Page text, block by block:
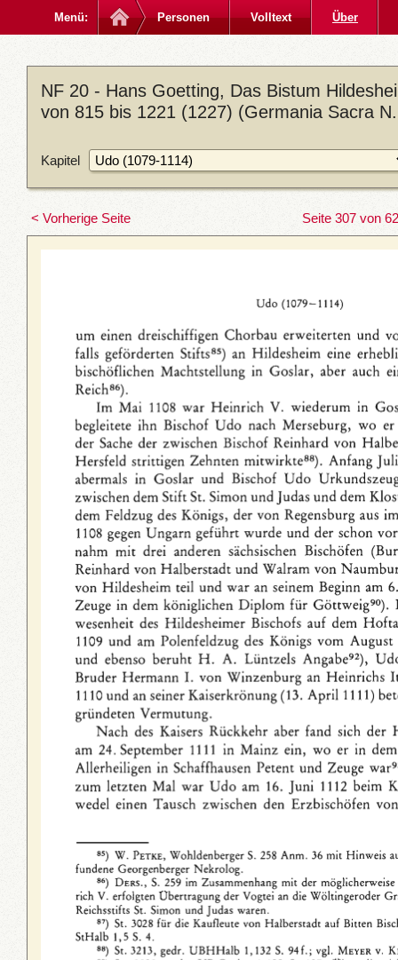
Menü: Personen Volltext Über
NF 20 - Hans Goetting, Das Bistum
von 815 bis 1221 (1227) (Germania Sacra
Kapitel
< Vorherige Seite Seite 307 von